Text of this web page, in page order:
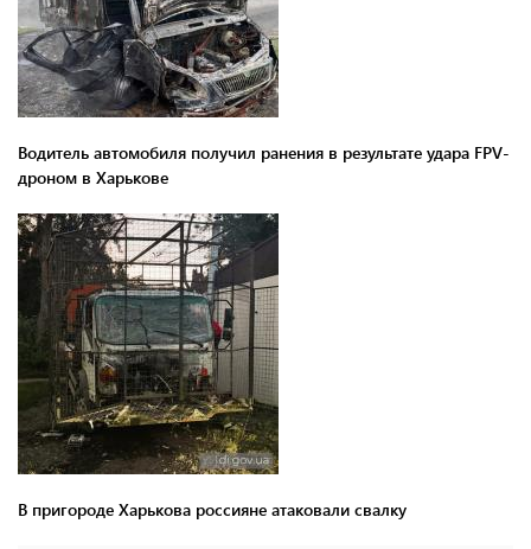
Водитель автомобиля получил ранения в результате удара FPV-
дроном в Харькове
В пригороде Харькова россияне атаковали свалку